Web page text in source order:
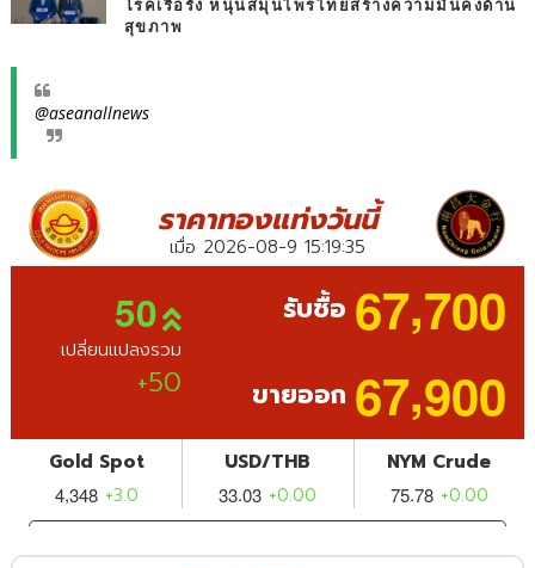
โรคเรื้อรัง หนุนสมุนไพรไทยสร้างความมั่นคงด้าน
สุขภาพ
@aseanallnews